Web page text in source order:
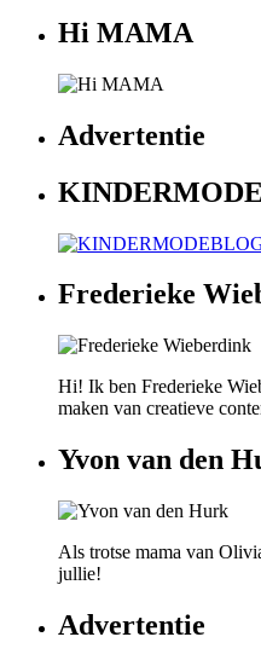
Hi MAMA
Advertentie
Frederieke
Hi! Ik ben Frederieke
maken van creatieve
Yvon van den
Als trotse mama van
jullie!
Advertentie